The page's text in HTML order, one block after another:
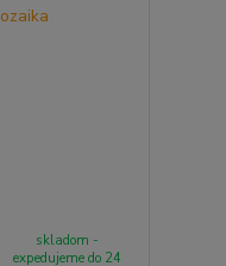
skladom -
expedujeme do 24